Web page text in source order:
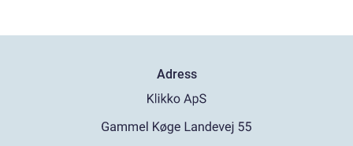
Adress